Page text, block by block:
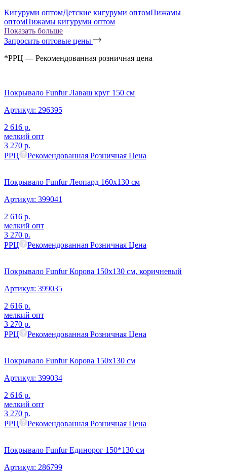
Кигуруми оптомДетские кигуруми оптомПижамы
оптомПижамы кигуруми оптом
Показать больше
Запросить оптовые цены
*РРЦ — Рекомендованная розничная цена
Покрывало Funfur Лаваш круг 150 см
Артикул: 296395
2 616 р.
мелкий опт
3 270 р.
РРЦ
Рекомендованная Розничная Цена
Покрывало Funfur Леопард 160х130 см
Артикул: 399041
2 616 р.
мелкий опт
3 270 р.
РРЦ
Рекомендованная Розничная Цена
Покрывало Funfur Корова 150х130 см, коричневый
Артикул: 399035
2 616 р.
мелкий опт
3 270 р.
РРЦ
Рекомендованная Розничная Цена
Покрывало Funfur Корова 150х130 см
Артикул: 399034
2 616 р.
мелкий опт
3 270 р.
РРЦ
Рекомендованная Розничная Цена
Покрывало Funfur Единорог 150*130 см
Артикул: 286799